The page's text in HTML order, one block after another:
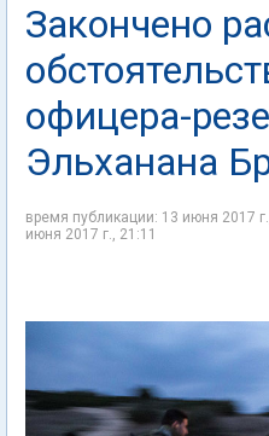
Закончено
офицера-
Эльханана
время публикации: 13 июня 2017
июня 2017 г., 21:11